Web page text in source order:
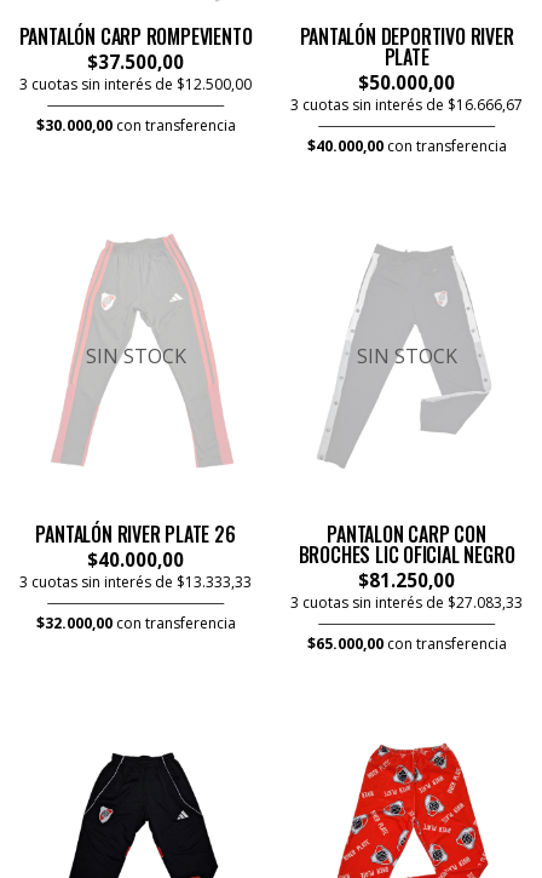
PANTALÓN CARP ROMPEVIENTO
$37.500,00
3 cuotas sin interés de $12.500,00
$30.000,00con transferencia
PANTALÓN DEPORTIVO RIVER
PLATE
$50.000,00
3 cuotas sin interés de $16.666,67
$40.000,00con transferencia
SIN STOCK
PANTALÓN RIVER PLATE 26
$40.000,00
3 cuotas sin interés de $13.333,33
$32.000,00con transferencia
SIN STOCK
PANTALON CARP CON
BROCHES LIC OFICIAL NEGRO
$81.250,00
3 cuotas sin interés de $27.083,33
$65.000,00con transferencia